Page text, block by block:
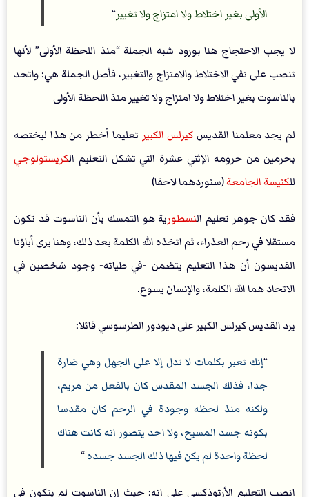
الأولى بغير اختلاط ولا امتزاج ولا تغيير“
لا يجب الاحتجاج هنا بورود شبه الجملة “منذ اللحظة الأولى” لأنها
تنصب على نفي الاختلاط والامتزاج والتغيير، فأصل الجملة هي: واتحد
بالناسوت بغير اختلاط ولا امتزاج ولا تغيير منذ اللحظة الأولى
لم يجد معلمنا القديس كيرلس الكبير تعليما أخطر من هذا ليختصه
بحرمين من حرومه الإثني عشرة التي تشكل التعليم الكريستولوجي
للكنيسة الجامعة(سنوردهما لاحقا)
فقد كان جوهر تعليم النسطورية هو التمسك بأن الناسوت قد تكون
مستقلا في رحم العذراء، ثم اتخذه الله الكلمة بعد ذلك، وهنا يرى أباؤنا
القديسون أن هذا التعليم يتضمن -في طياته- وجود شخصين في
الاتحاد هما الله الكلمة، والإنسان يسوع.
يرد القديس كيرلس الكبير على ديودور الطرسوسي قائلا:
“إنك تعبر بكلمات لا تدل إلا على الجهل وهي ضارة
جدا، فذلك الجسد المقدس كان بالفعل من مريم،
ولكنه منذ لحظه وجودة في الرحم كان مقدسا
بكونه جسد المسيح، ولا احد يتصور انه كانت هناك
لحظة واحدة لم يكن فيها ذلك الجسد جسده“
انصب التعليم الأرثوذكسي على انه: حيث إن الناسوت لم يتكون في